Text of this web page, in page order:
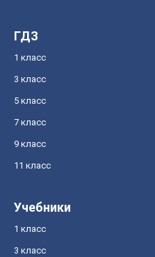
ГДЗ
1 класс
3 класс
5 класс
7 класс
9 класс
11 класс
Учебники
1 класс
3 класс